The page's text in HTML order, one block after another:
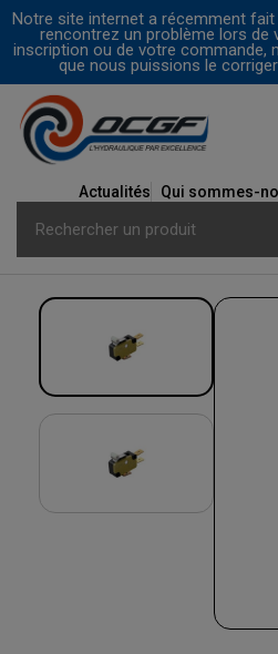
Notre site internet a récemment fait
rencontrez un problème lors de
inscription ou de votre commande,
que nous puissions le
Actualités Qui sommes-